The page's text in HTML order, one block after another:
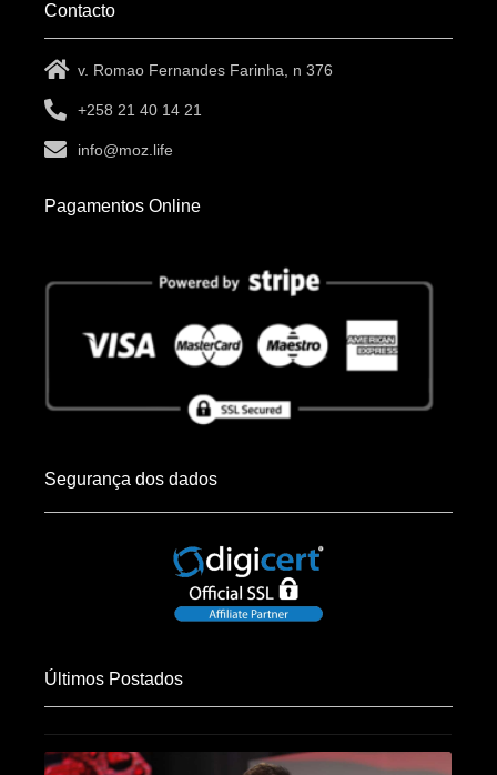
Contacto
v. Romao Fernandes Farinha, n 376
+258 21 40 14 21
info@moz.life
Pagamentos Online
Segurança dos dados
Últimos Postados